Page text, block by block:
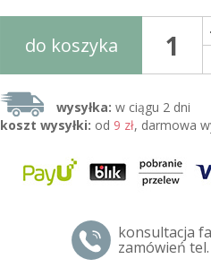
do koszyka
wysyłka: w ciągu 2 dni
koszt wysyłki: od 9 zł, darmowa
konsultacja
zamówień